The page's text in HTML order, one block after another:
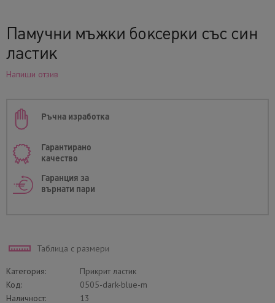
Памучни мъжки боксерки със син
ластик
Напиши отзив
Ръчна изработка
Гарантирано
качество
Гаранция за
върнати пари
Таблица с размери
Категория:
Прикрит ластик
Код:
0505-dark-blue-m
Наличност:
13